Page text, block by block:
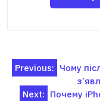
Навігація
записів
Previous: Чому
Next: Почему